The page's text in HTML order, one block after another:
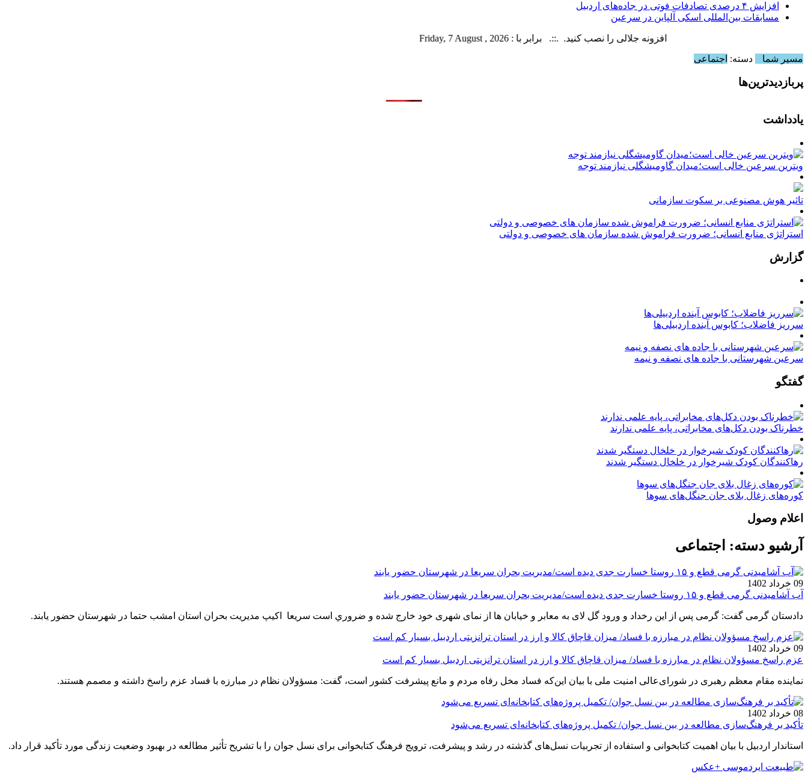
افزایش ۴ درصدی تصادفات فوتی در جاده‌های اردبیل
مسابقات بین‌المللی اسکی آلپاین در سرعین
افزونه جلالی را نصب کنید. .::. برابر با : Friday, 7 August , 2026
مسیر شما
دسته: اجتماعی
پربازدیدترین‌ها
یادداشت
ویترین سرعین خالی است؛میدان گاومیشگلی نیازمند توجه
تاثیر هوش مصنوعی بر سکوت سازمانی
استراتژی منابع انسانی؛ ضرورت فراموش شده سازمان های خصوصی و دولتی
گزارش
سرریز فاضلاب؛ کابوس آینده اردبیلی‌ها
سرعین شهرستانی با جاده های نصفه و نیمه
گفتگو
خطرناک بودن دکل‌های مخابراتی، پایه علمی ندارند
رهاکنندگان کودک شیرخوار در خلخال دستگیر شدند
کوره‌های زغال بلای جان جنگل‌های سوها
اعلام وصول
آرشیو دسته: اجتماعی
09 خرداد 1402
آب آشامیدنی گرمی قطع و ۱۵ روستا خسارت جدی دیده است/مدیریت بحران سریعا در شهرستان حضور یابند
دادستان گرمی گفت: گرمی پس از این رخداد و ورود گل لای به معابر و خیابان ها از نمای شهری خود خارج شده و ضروري است سریعا اکیپ مدیریت بحران استان امشب حتما در شهرستان حضور یابند.
09 خرداد 1402
عزم راسخ مسؤولان نظام در مبارزه با فساد/ میزان قاچاق کالا و ارز در استان ترانزیتی اردبیل بسیار کم است
نماینده مقام معظم رهبری در شورای‌عالی امنیت ملی با بیان این‌که فساد مخل رفاه مردم و مانع پیشرفت کشور است، گفت: مسؤولان نظام در مبارزه با فساد عزم راسخ داشته و مصمم هستند.
08 خرداد 1402
تأکید بر فرهنگ‌سازی مطالعه در بین نسل جوان/ تکمیل پروژه‌های کتابخانه‌ای تسریع می‌شود
استاندار اردبیل با بیان اهمیت کتابخوانی و استفاده از تجربیات نسل‌های گذشته در رشد و پیشرفت، ترویج فرهنگ کتابخوانی برای نسل جوان را با تشریح تأثیر مطالعه در بهبود وضعیت زندگی مورد تأکید قرار داد.